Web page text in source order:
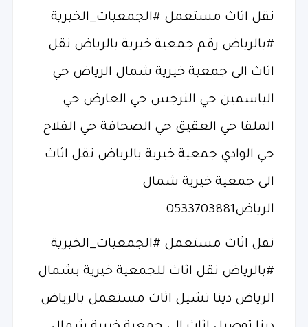
نقل اثاث مستعمل #الجمعيات_الخيرية
#بالرياض رقم جمعية خيرية بالرياض نقل
اثاث الى جمعية خيرية شمال الرياض حي
الياسمين حي النرجس حي العارض حي
الملقا حي العقيق حي الصحافة حي الفلاح
حي الوادي جمعية خيرية بالرياض نقل اثاث
الى جمعية خيرية شمال
الرياض0533703881
نقل اثاث مستعمل #الجمعيات_الخيرية
#بالرياض نقل اثاث للجمعية خيرية بشمال
الرياض دينا تشيل اثاث مستعمل بالرياض